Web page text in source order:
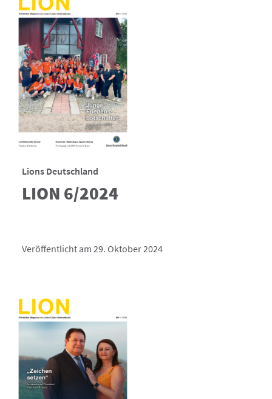
Lions Deutschland
LION 6/2024
Veröffentlicht am 29. Oktober 2024